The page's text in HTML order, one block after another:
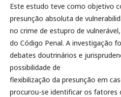
Este estudo teve como objetivo
presunção absoluta de
no crime de estupro de
do Código Penal. A investigação
debates doutrinários e
possibilidade de
flexibilização da presunção em
procurou-se identificar os fatores